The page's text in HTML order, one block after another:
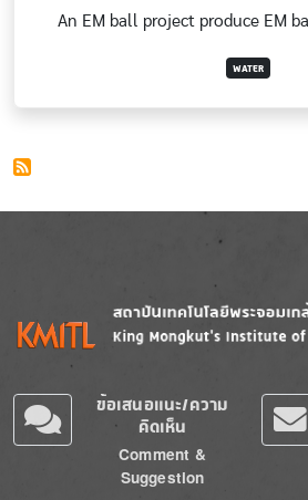
An EM ball project produce EM
WATER
Image
ข้อเสนอแนะ/ความ
คิดเห็น
Comment &
Suggestion